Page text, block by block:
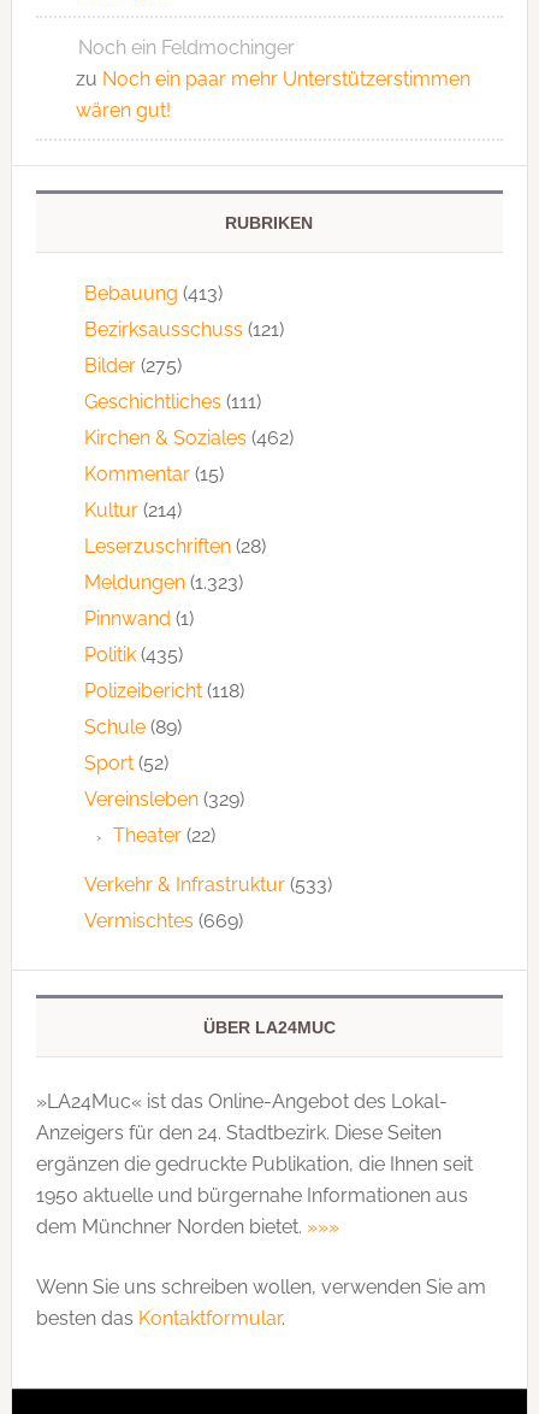
Noch ein Feldmochinger
zu Noch ein paar mehr Unterstützerstimmen
wären gut!
RUBRIKEN
Bebauung (413)
Bezirksausschuss (121)
Bilder(275)
Geschichtliches (111)
Kirchen & Soziales (462)
Kommentar(15)
Kultur(214)
Leserzuschriften(28)
Meldungen(1.323)
Pinnwand (1)
Politik(435)
Polizeibericht(118)
Schule(89)
Sport(52)
Vereinsleben(329)
Theater(22)
Verkehr & Infrastruktur(533)
Vermischtes (669)
ÜBER LA24MUC
»LA24Muc« ist das Online-Angebot des Lokal-
Anzeigers für den 24. Stadtbezirk. Diese Seiten
ergänzen die gedruckte Publi­kation, die Ihnen seit
1950 aktuelle und bürgernahe Informationen aus
dem Münchner Norden bietet. »»»
Wenn Sie uns schreiben wollen, verwenden Sie am
besten das Kontaktformular.